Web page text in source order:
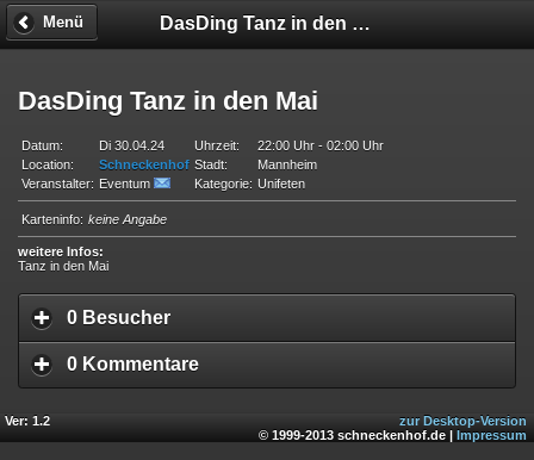
DasDing Tanz in den Mai
Menü
DasDing Tanz in den Mai
Datum: Di 30.04.24 Uhrzeit:
22:00 Uhr - 02:00 Uhr
Location:
Schneckenhof Stadt:
Mannheim
Veranstalter: Eventum Kategorie: Unifeten
Karteninfo: keine Angabe
weitere Infos:
Tanz in den Mai
0 Besucher
0 Kommentare
Ver: 1.2
zur Desktop-Version
© 1999-2013 schneckenhof.de |
Impressum